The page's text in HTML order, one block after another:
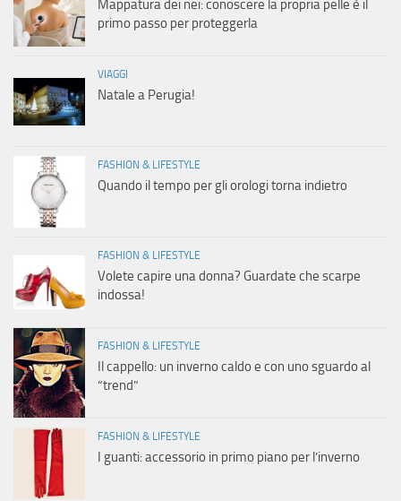
Mappatura dei nei: conoscere la propria pelle è il
primo passo per proteggerla
VIAGGI
Natale a Perugia!
FASHION & LIFESTYLE
Quando il tempo per gli orologi torna indietro
FASHION & LIFESTYLE
Volete capire una donna? Guardate che scarpe
indossa!
FASHION & LIFESTYLE
Il cappello: un inverno caldo e con uno sguardo al
“trend”
FASHION & LIFESTYLE
I guanti: accessorio in primo piano per l’inverno